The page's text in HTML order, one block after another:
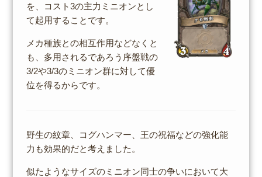
を、コスト3の主力ミニオンとし
て起用することです。
メカ種族との相互作用などなくと
も、多用されるであろう序盤戦の
3/2や3/3のミニオン群に対して優
位を得るからです。
野生の紋章、コグハンマー、王の祝福などの強化能
力も効果的だと考えました。
似たようなサイズのミニオン同士の争いにおいて大